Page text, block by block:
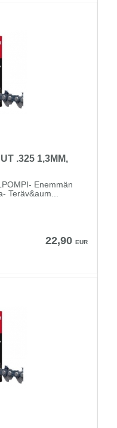
.325 1,3MM,
Enemmän
Teräv&aum...
22,90 EUR